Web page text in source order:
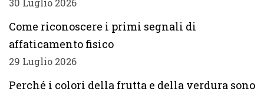
30 Luglio 2026
Come riconoscere i primi segnali di
affaticamento fisico
29 Luglio 2026
Perché i colori della frutta e della verdura sono